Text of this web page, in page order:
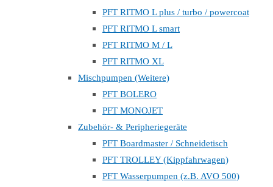
PFT RITMO L plus / turbo / powercoat
PFT RITMO L smart
PFT RITMO M / L
PFT RITMO XL
Mischpumpen (Weitere)
PFT BOLERO
PFT MONOJET
Zubehör- & Peripheriegeräte
PFT Boardmaster / Schneidetisch
PFT TROLLEY (Kippfahrwagen)
PFT Wasserpumpen (z.B. AVO 500)